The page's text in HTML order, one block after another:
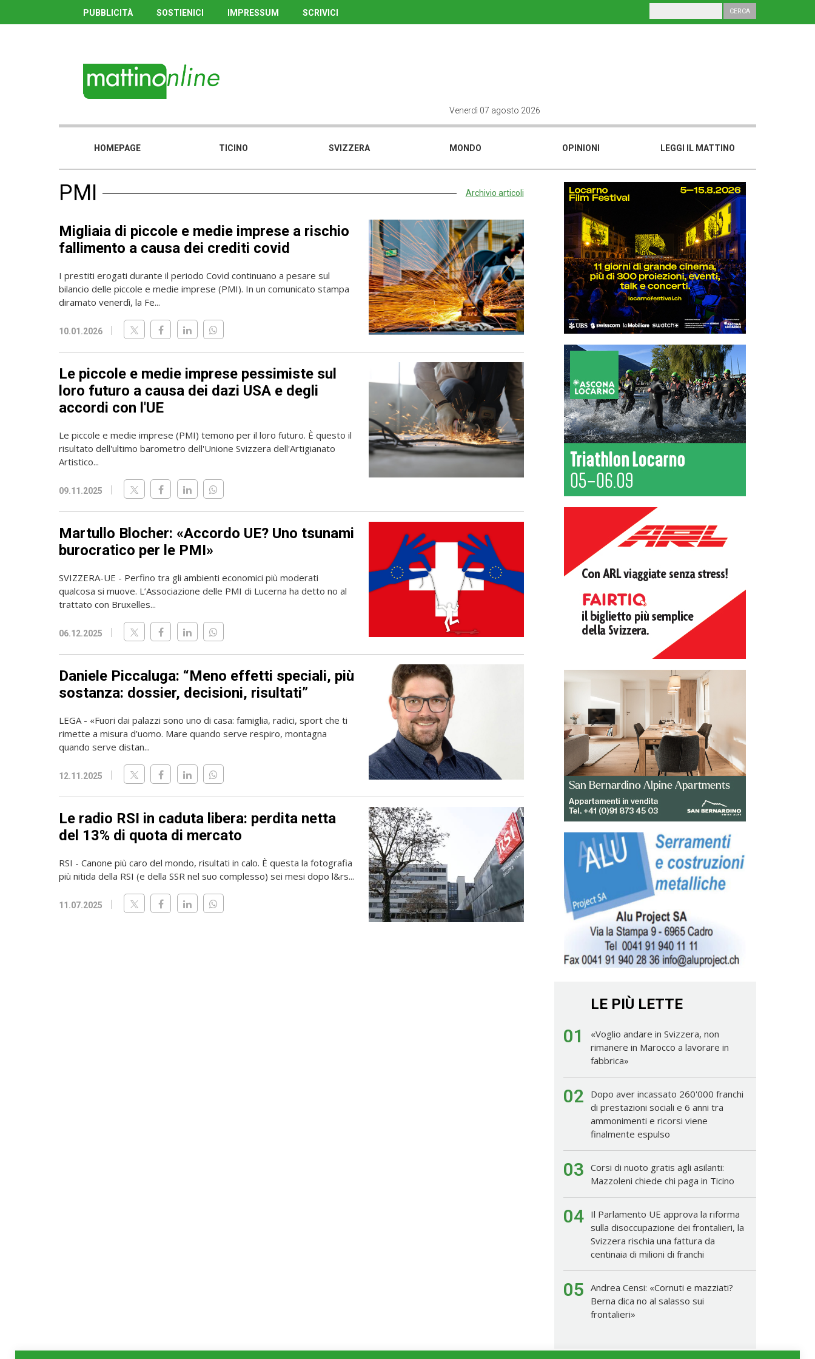
PUBBLICITÀ SOSTIENICI IMPRESSUM SCRIVICI
Venerdì 07 agosto 2026
HOMEPAGE TICINO SVIZZERA MONDO OPINIONI LEGGI IL MATTINO
PMI Archivio articoli
Migliaia di piccole e medie imprese a rischio
fallimento a causa dei crediti covid
I prestiti erogati durante il periodo Covid continuano a pesare sul
bilancio delle piccole e medie imprese (PMI). In un comunicato stampa
diramato venerdì, la Fe...
10.01.2026
Le piccole e medie imprese pessimiste sul
loro futuro a causa dei dazi USA e degli
accordi con l'UE
Le piccole e medie imprese (PMI) temono per il loro futuro. È questo il
risultato dell'ultimo barometro dell'Unione Svizzera dell'Artigianato
Artistico...
09.11.2025
Martullo Blocher: «Accordo UE? Uno tsunami
burocratico per le PMI»
SVIZZERA-UE - Perfino tra gli ambienti economici più moderati
qualcosa si muove. L’Associazione delle PMI di Lucerna ha detto no al
trattato con Bruxelles...
06.12.2025
Daniele Piccaluga: “Meno effetti speciali, più
sostanza: dossier, decisioni, risultati”
LEGA - «Fuori dai palazzi sono uno di casa: famiglia, radici, sport che ti
rimette a misura d’uomo. Mare quando serve respiro, montagna
quando serve distan...
12.11.2025
Le radio RSI in caduta libera: perdita netta
del 13% di quota di mercato
RSI - Canone più caro del mondo, risultati in calo. È questa la fotografia
più nitida della RSI (e della SSR nel suo complesso) sei mesi dopo l&rs...
11.07.2025
LE PIÙ LETTE
01
«Voglio andare in Svizzera, non
rimanere in Marocco a lavorare in
fabbrica»
02
Dopo aver incassato 260'000 franchi
di prestazioni sociali e 6 anni tra
ammonimenti e ricorsi viene
finalmente espulso
03 Corsi di nuoto gratis agli asilanti:
Mazzoleni chiede chi paga in Ticino
04
Il Parlamento UE approva la riforma
sulla disoccupazione dei frontalieri, la
Svizzera rischia una fattura da
centinaia di milioni di franchi
05 Andrea Censi: «Cornuti e mazziati?
Berna dica no al salasso sui
frontalieri»